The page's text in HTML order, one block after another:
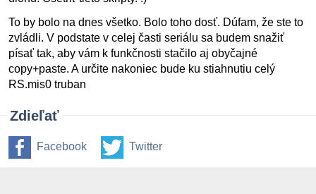
To by bolo na dnes všetko. Bolo toho dosť. Dúfam, že ste to
zvládli. V podstate v celej časti seriálu sa budem snažiť
písať tak, aby vám k funkčnosti stačilo aj obyčajné
copy+paste. A určite nakoniec bude ku stiahnutiu celý
RS.mis0 truban
Zdieľať
Facebook Twitter